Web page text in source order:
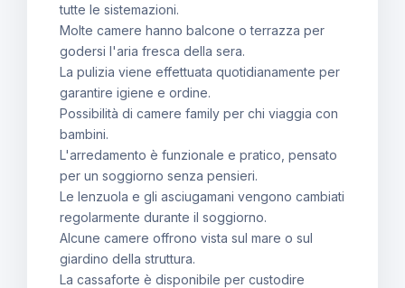
tutte le sistemazioni.
Molte camere hanno balcone o terrazza per
godersi l'aria fresca della sera.
La pulizia viene effettuata quotidianamente per
garantire igiene e ordine.
Possibilità di camere family per chi viaggia con
bambini.
L'arredamento è funzionale e pratico, pensato
per un soggiorno senza pensieri.
Le lenzuola e gli asciugamani vengono cambiati
regolarmente durante il soggiorno.
Alcune camere offrono vista sul mare o sul
giardino della struttura.
La cassaforte è disponibile per custodire